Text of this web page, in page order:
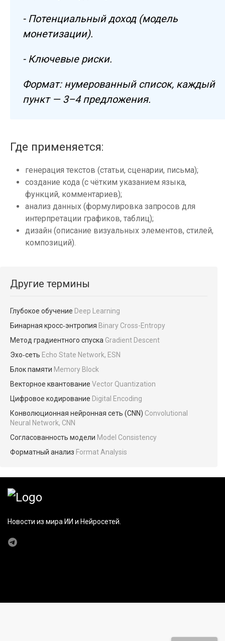
- Потенциальный доход (модель
монетизации).
- Ключевые риски.
Формат: нумерованный список, каждый
пункт — 3–4 предложения.
Где применяется:
генерация текстов (статьи, сценарии, письма);
создание кода (с чётким указанием языка,
функций, комментариев);
анализ данных (формулировка запросов для
интерпретации графиков, таблиц);
дизайн (описание визуальных элементов, стилей,
композиций).
Другие термины
Глубокое обучение Deep Learning
Бинарная кросс‑энтропия Binary Cross-Entropy
Метод градиентного спуска Gradient Descent
Эхо‑сеть Echo State Network, ESN
Блок памяти Memory Block
Векторное квантование Vector Quantization
Цифровое кодирование Digital Encoding
Конволюционная нейронная сеть (CNN) Convolutional
Neural Network, CNN
Согласованность модели Model Consistency
Форматный анализ Format Analysis
Новости из мира ИИ и Нейросетей.